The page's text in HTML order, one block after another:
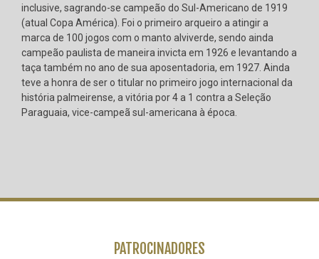
inclusive, sagrando-se campeão do Sul-Americano de 1919
(atual Copa América). Foi o primeiro arqueiro a atingir a
marca de 100 jogos com o manto alviverde, sendo ainda
campeão paulista de maneira invicta em 1926 e levantando a
taça também no ano de sua aposentadoria, em 1927. Ainda
teve a honra de ser o titular no primeiro jogo internacional da
história palmeirense, a vitória por 4 a 1 contra a Seleção
Paraguaia, vice-campeã sul-americana à época.
PATROCINADORES